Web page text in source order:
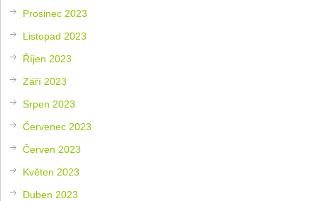
Prosinec 2023
Listopad 2023
Říjen 2023
Září 2023
Srpen 2023
Červenec 2023
Červen 2023
Květen 2023
Duben 2023